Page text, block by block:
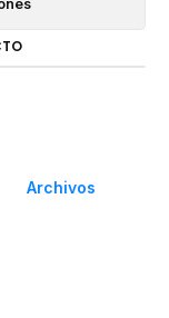
Archivos